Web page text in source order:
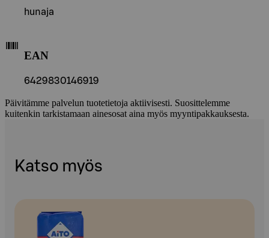
hunaja
EAN
6429830146919
Päivitämme palvelun tuotetietoja aktiivisesti. Suosittelemme
kuitenkin tarkistamaan ainesosat aina myös myyntipakkauksesta.
Katso myös